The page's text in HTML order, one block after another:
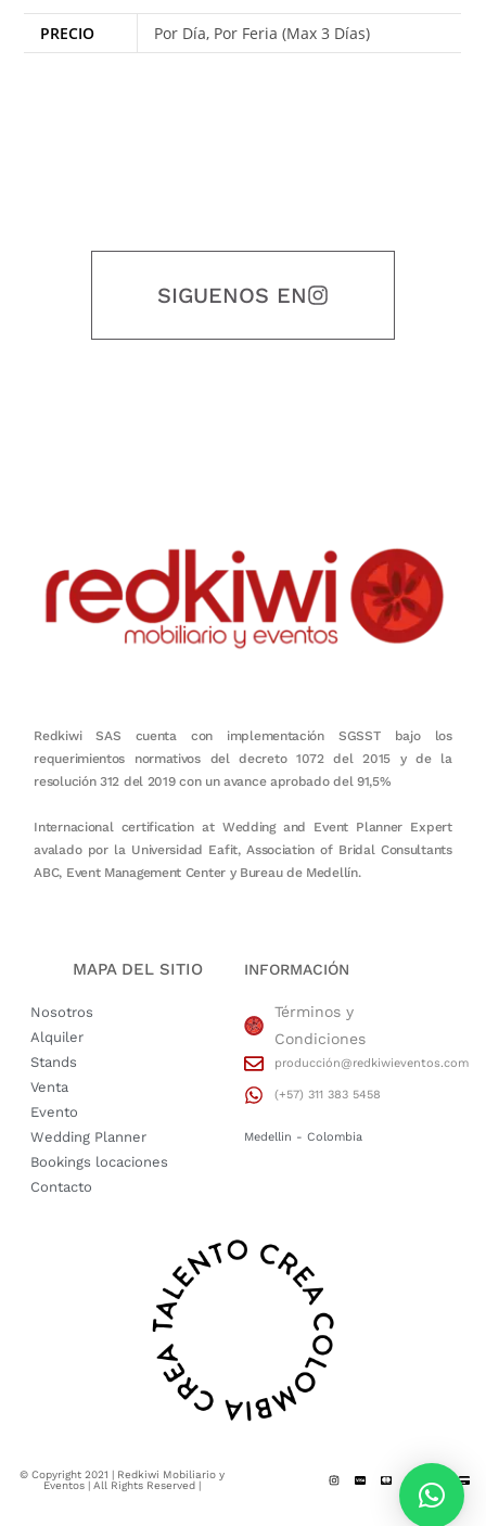
PRECIO Por Día, Por Feria (Max 3 Días)
SIGUENOS EN
Redkiwi SAS cuenta con implementación SGSST bajo los
requerimientos normativos del decreto 1072 del 2015 y de la
resolución 312 del 2019 con un avance aprobado del 91,5%
Internacional certification at Wedding and Event Planner Expert
avalado por la Universidad Eafit, Association of Bridal Consultants
ABC, Event Management Center y Bureau de Medellín.
MAPA DEL SITIO
Nosotros
Alquiler
Stands
Venta
Evento
Wedding Planner
Bookings locaciones
Contacto
INFORMACIÓN
Términos y
Condiciones
producción@redkiwieventos.com
(+57) 311 383 5458
Medellin - Colombia
© Copyright 2021 | Redkiwi Mobiliario y
Eventos | All Rights Reserved |